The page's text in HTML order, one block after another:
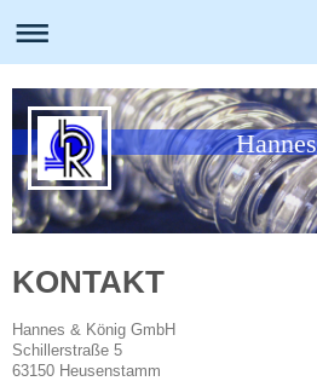
KONTAKT
Hannes & König GmbH
Schillerstraße 5
63150 Heusenstamm